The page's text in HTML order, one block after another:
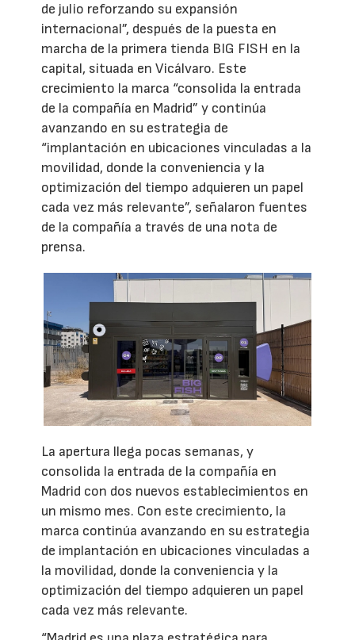
de julio reforzando su expansión
internacional”, después de la puesta en
marcha de la primera tienda BIG FISH en la
capital, situada en Vicálvaro. Este
crecimiento la marca “consolida la entrada
de la compañía en Madrid” y continúa
avanzando en su estrategia de
“implantación en ubicaciones vinculadas a la
movilidad, donde la conveniencia y la
optimización del tiempo adquieren un papel
cada vez más relevante”, señalaron fuentes
de la compañía a través de una nota de
prensa.
La apertura llega pocas semanas, y
consolida la entrada de la compañía en
Madrid con dos nuevos establecimientos en
un mismo mes. Con este crecimiento, la
marca continúa avanzando en su estrategia
de implantación en ubicaciones vinculadas a
la movilidad, donde la conveniencia y la
optimización del tiempo adquieren un papel
cada vez más relevante.